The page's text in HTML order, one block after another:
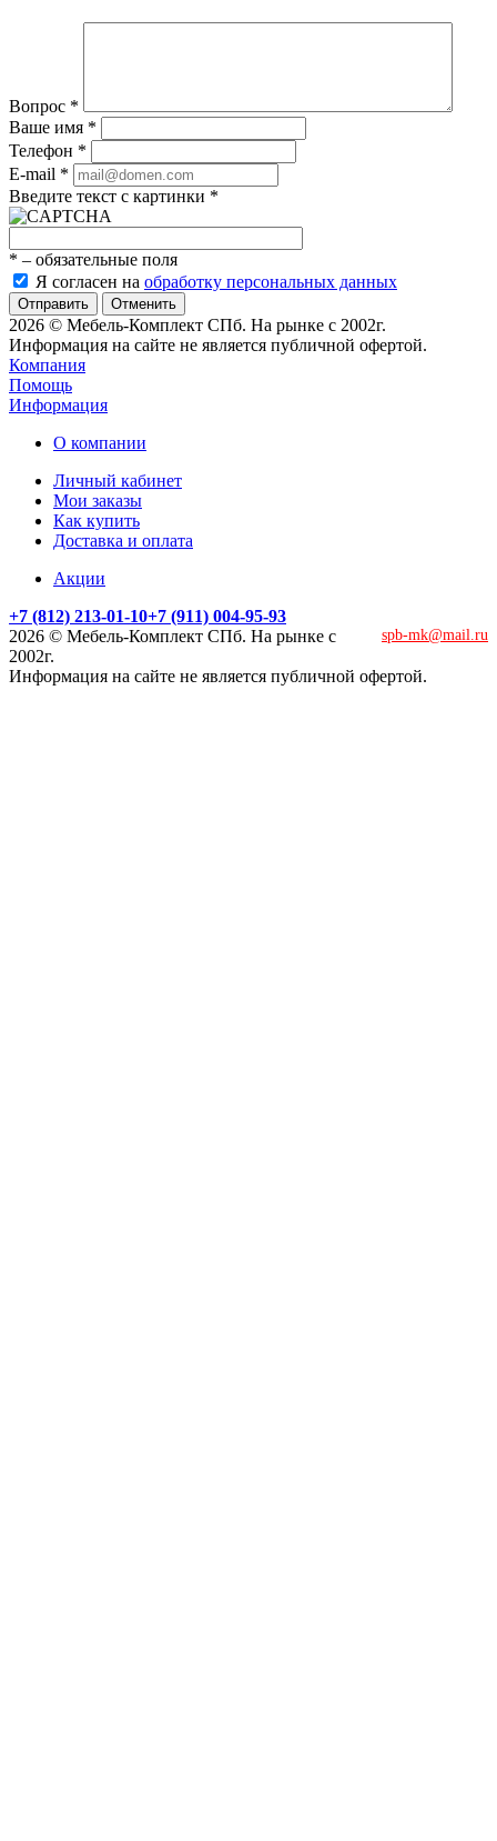
Вопрос *
Ваше имя *
Телефон *
E-mail *
Введите текст с картинки *
* – обязательные поля
Я согласен на обработку персональных данных
Отменить
2026 © Мебель-Комплект СПб. На рынке с 2002г.
Информация на сайте не является публичной офертой.
Компания
Помощь
Информация
О компании
Личный кабинет
Мои заказы
Как купить
Доставка и оплата
Акции
+7 (812) 213-01-10+7 (911) 004-95-93
spb-mk@mail.ru
2026 © Мебель-Комплект СПб. На рынке с
2002г.
Информация на сайте не является публичной офертой.